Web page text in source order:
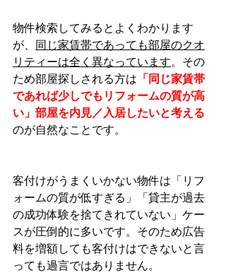
物件検索してみるとよくわかります
が、
同じ家賃帯であっても部屋のクオ
リティーは全く異なっています。その
ため部屋探しされる方は 「同じ家賃帯
であれば少しでもリフォームの質が高
い」部屋を内見／入居したいと考える
のが自然なことです。
客付けがうまくいかない物件は「リフ
ォームの質が低すぎる」「貸主が過去
の成功体験を捨てきれていない」ケー
スが圧倒的に多いです。そのため広告
料を増額しても客付けはできないと言
っても過言ではありません。